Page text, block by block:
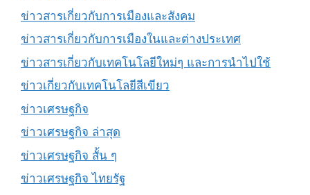
ข่าวสารเกี่ยวกับการเมืองและสังคม
ข่าวสารเกี่ยวกับการเมืองในและต่างประเทศ
ข่าวสารเกี่ยวกับเทคโนโลยีใหม่ๆ และการนำไปใช้
ข่าวเกี่ยวกับเทคโนโลยีสีเขียว
ข่าวเศรษฐกิจ
ข่าวเศรษฐกิจ ล่าสุด
ข่าวเศรษฐกิจ สั้น ๆ
ข่าวเศรษฐกิจ ไทยรัฐ